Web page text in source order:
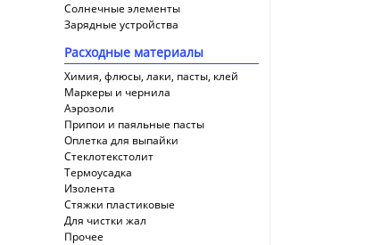
Солнечные элементы
Зарядные устройства
Расходные материалы
Химия, флюсы, лаки, пасты, клей
Маркеры и чернила
Аэрозоли
Припои и паяльные пасты
Оплетка для выпайки
Cтеклотекстолит
Термоусадка
Изолента
Стяжки пластиковые
Для чистки жал
Прочее